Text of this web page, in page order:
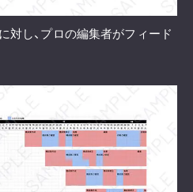
対し、プロの編集者がフィード